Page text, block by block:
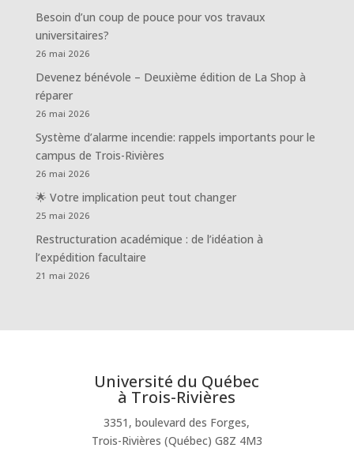
Besoin d’un coup de pouce pour vos travaux
universitaires?
26 mai 2026
Devenez bénévole – Deuxième édition de La Shop à
réparer
26 mai 2026
Système d’alarme incendie: rappels importants pour le
campus de Trois-Rivières
26 mai 2026
🌟 Votre implication peut tout changer
25 mai 2026
Restructuration académique : de l’idéation à
l’expédition facultaire
21 mai 2026
Université du Québec
à Trois-Rivières
3351, boulevard des Forges,
Trois-Rivières (Québec) G8Z 4M3